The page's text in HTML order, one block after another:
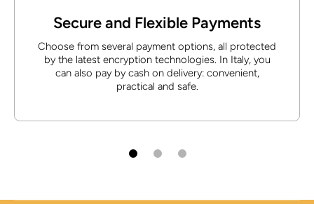
Secure and Flexible Payments
Choose from several payment options, all protected
by the latest encryption technologies. In Italy, you
can also pay by cash on delivery: convenient,
practical and safe.